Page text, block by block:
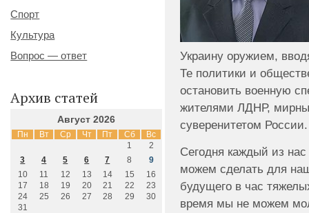
Украину оружием,
Те политики и
остановить военную
жителями ЛДНР,
суверенитетом России.
Сегодня каждый из
можем сделать для
будущего в час
время мы не можем
Спорт
Культура
Вопрос — ответ
Архив статей
Август 2026
Пн Вт Ср Чт Пт Сб Вс
1
2
3
4 5 6 7 8
9
10
11 12 13 14 15
16
17
18 19 20 21 22
23
24
25 26 27 28 29
30
31